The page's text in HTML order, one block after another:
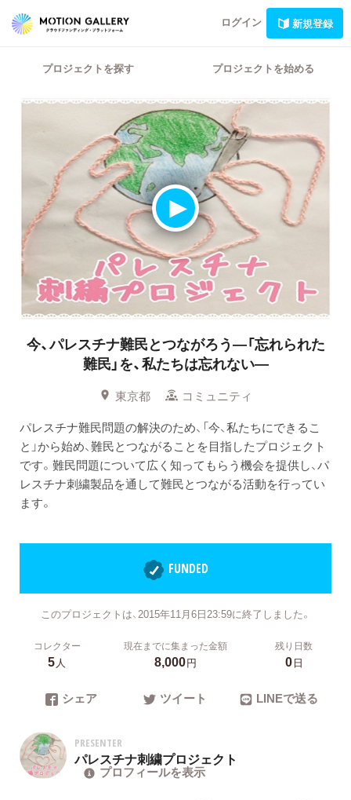
ログイン 新規登録
プロジェクトを探す プロジェクトを始める
今、パレスチナ難民とつながろう―「忘れられた
難民」を、私たちは忘れない―
東京都
コミュニティ
パレスチナ難民問題の解決のため、「今、私たちにできるこ
と」から始め、難民とつながることを目指したプロジェクト
です。難民問題について広く知ってもらう機会を提供し、パ
レスチナ刺繍製品を通して難民とつながる活動を行ってい
ます。
FUNDED
このプロジェクトは、2015年11月6日23:59に終了しました。
コレクター
5人
現在までに集まった金額
8,000円
残り日数
0日
シェア ツイート LINEで送る
PRESENTER
パレスチナ刺繍プロジェクト
プロフィールを表示